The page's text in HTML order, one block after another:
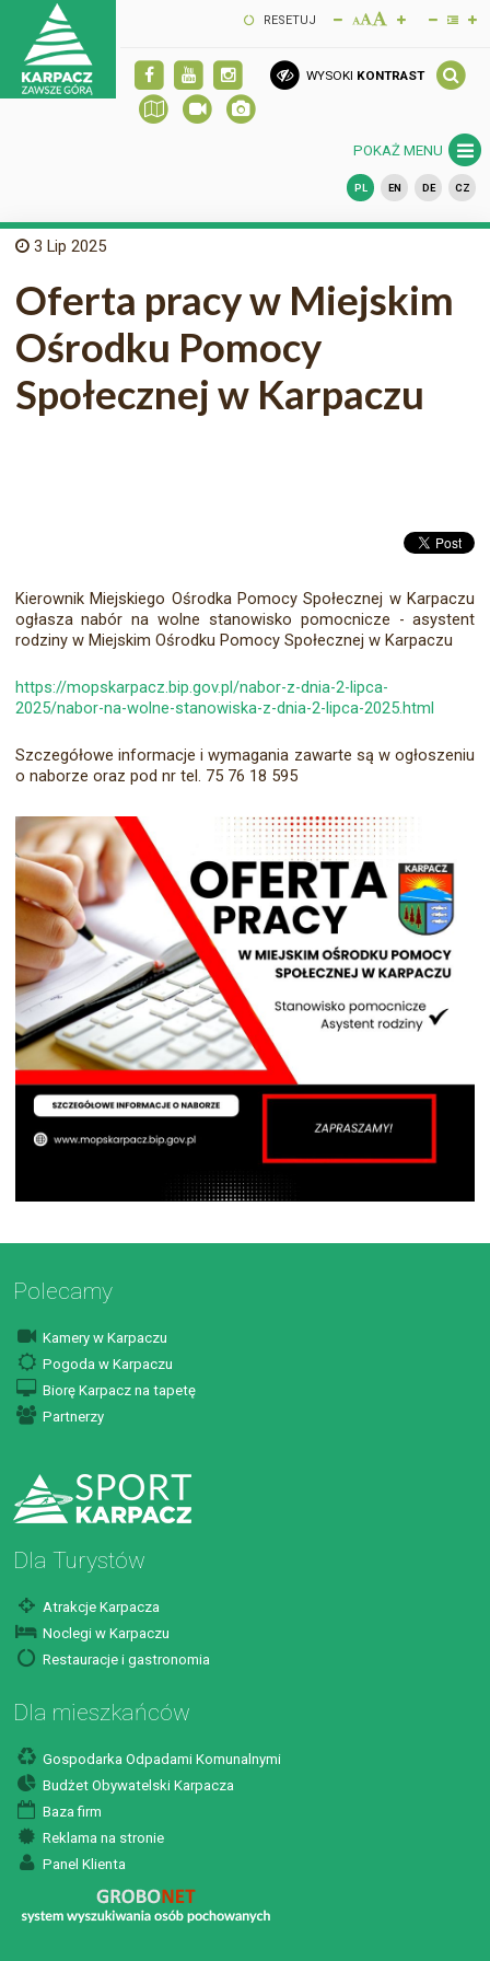
RESETUJ
WYSOKI KONTRAST
POKAŻ MENU
PL EN DE CZ
3 Lip 2025
Oferta pracy w Miejskim
Ośrodku Pomocy
Społecznej w Karpaczu
Kierownik Miejskiego Ośrodka Pomocy Społecznej w Karpaczu
ogłasza nabór na wolne stanowisko pomocnicze - asystent
rodziny w Miejskim Ośrodku Pomocy Społecznej w Karpaczu
https://mopskarpacz.bip.gov.pl/nabor-z-dnia-2-lipca-
2025/nabor-na-wolne-stanowiska-z-dnia-2-lipca-2025.html
Szczegółowe informacje i wymagania zawarte są w ogłoszeniu
o naborze oraz pod nr tel. 75 76 18 595
Polecamy
Kamery w Karpaczu
Pogoda w Karpaczu
Biorę Karpacz na tapetę
Partnerzy
Dla Turystów
Atrakcje Karpacza
Noclegi w Karpaczu
Restauracje i gastronomia
Dla mieszkańców
Gospodarka Odpadami Komunalnymi
Budżet Obywatelski Karpacza
Baza firm
Reklama na stronie
Panel Klienta